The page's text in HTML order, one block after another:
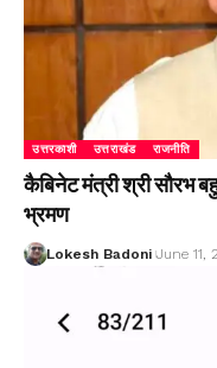
उत्तरकाशी उत्तराखंड राजनीति
कैबिनेट मंत्री श्री सौरभ
भ्रमण
Lokesh Badoni June 11,